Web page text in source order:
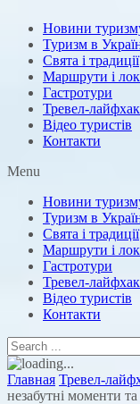
Новини
Туризм в
Свята і традиції
Маршрути і
Гастротури
Тревел-
Відео туристів
Контакти
Menu
Новини
Туризм в
Свята і традиції
Маршрути і
Гастротури
Тревел-
Відео туристів
Контакти
Главная Тревел-
незабутні моменти та